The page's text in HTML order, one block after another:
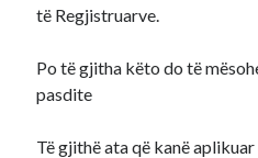
të Regjistruarve.
Po të gjitha këto do të
pasdite
Të gjithë ata që kanë